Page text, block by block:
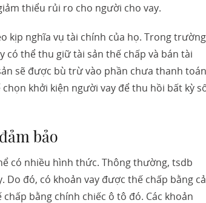
thiểu rủi ro cho người cho vay.
kịp nghĩa vụ tài chính của họ. Trong trường
có thể thu giữ tài sản thế chấp và bán tài
sẽ được bù trừ vào phần chưa thanh toán
khởi kiện người vay để thu hồi bất kỳ
bảo
có nhiều hình thức. Thông thường, tsdb
Do đó, có khoản vay được thế chấp bằng cả
bằng chính chiếc ô tô đó. Các khoản